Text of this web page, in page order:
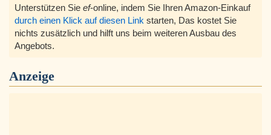
Unterstützen Sie ef-online, indem Sie Ihren Amazon-Einkauf
durch einen Klick auf diesen Link starten, Das kostet Sie
nichts zusätzlich und hilft uns beim weiteren Ausbau des
Angebots.
Anzeige